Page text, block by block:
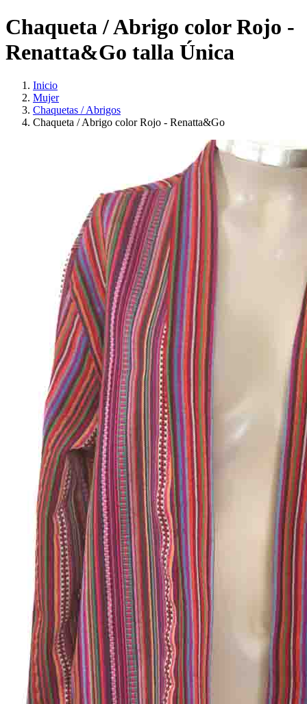
Chaqueta / Abrigo color Rojo -
Renatta&Go talla Única
Inicio
Mujer
Chaquetas / Abrigos
Chaqueta / Abrigo color Rojo - Renatta&Go